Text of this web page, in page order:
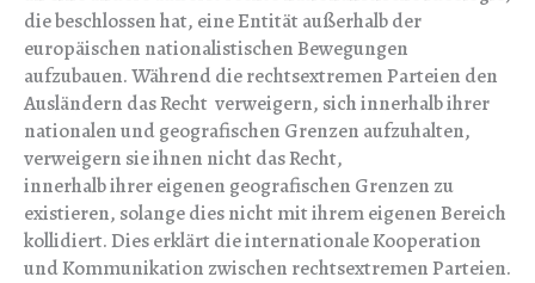
die beschlossen hat, eine Entität außerhalb der
europäischen nationalistischen Bewegungen
aufzubauen. Während die rechtsextremen Parteien den
Ausländern das Recht verweigern, sich innerhalb ihrer
nationalen und geografischen Grenzen aufzuhalten,
verweigern sie ihnen nicht das Recht,
innerhalb ihrer eigenen geografischen Grenzen zu
existieren, solange dies nicht mit ihrem eigenen Bereich
kollidiert. Dies erklärt die internationale Kooperation
und Kommunikation zwischen rechtsextremen Parteien.